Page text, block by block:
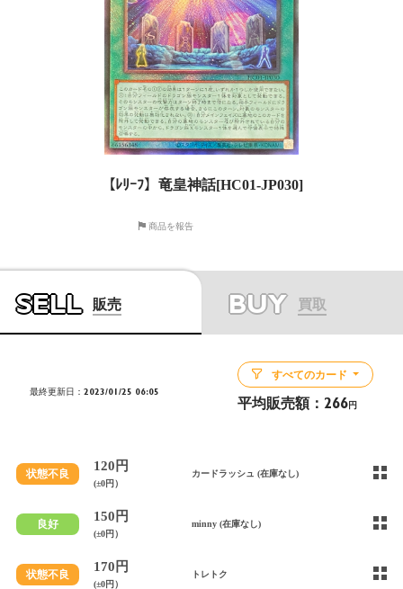
【ﾚﾘｰﾌ】竜皇神話[HC01-JP030]
商品を報告
SELL 販売 BUY 買取
最終更新日：2023/01/25 06:05
すべてのカード
平均販売額： 266円
状態不良
120円
(±0円）
カードラッシュ (在庫なし)
良好
150円
(±0円）
minny (在庫なし)
状態不良
170円
(±0円）
トレトク